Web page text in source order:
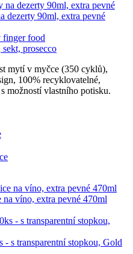
dezerty 90ml, extra pevné
prosecco
mytí v myčce (350 cyklů),
100% recyklovatelné,
možností vlastního potisku.
víno, extra pevné 470ml
- s transparentní stopkou, Gold